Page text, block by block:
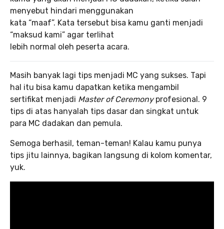
menyebut hindari menggunakan
kata “maaf”. Kata tersebut bisa kamu ganti menjadi
“maksud kami” agar terlihat
lebih normal oleh peserta acara.
Masih banyak lagi tips menjadi MC yang sukses. Tapi
hal itu bisa kamu dapatkan ketika mengambil
sertifikat menjadi Master of Ceremonyprofesional. 9
tips di atas hanyalah tips dasar dan singkat untuk
para MC dadakan dan pemula.
Semoga berhasil, teman-teman! Kalau kamu punya
tips jitu lainnya, bagikan langsung di kolom komentar,
yuk.